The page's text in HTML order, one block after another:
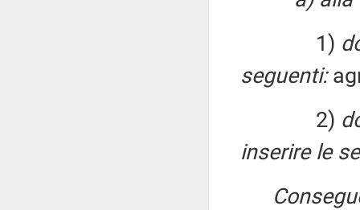
1)
seguenti:
2)
inserire le